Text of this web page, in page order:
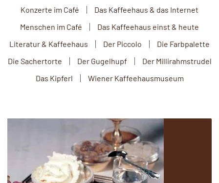
Konzerte im Café
Das Kaffeehaus & das Internet
Menschen im Café
Das Kaffeehaus einst & heute
Literatur & Kaffeehaus
Der Piccolo
Die Farbpalette
Die Sachertorte
Der Gugelhupf
Der Millirahmstrudel
Das Kipferl
Wiener Kaffeehausmuseum